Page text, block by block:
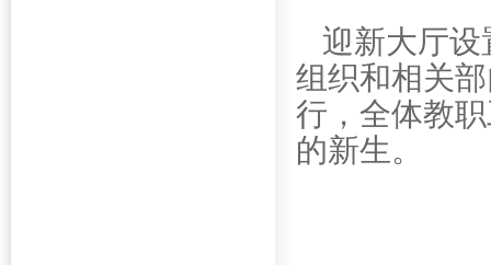
迎新大厅
组织和相关
行，全体教
的新生。